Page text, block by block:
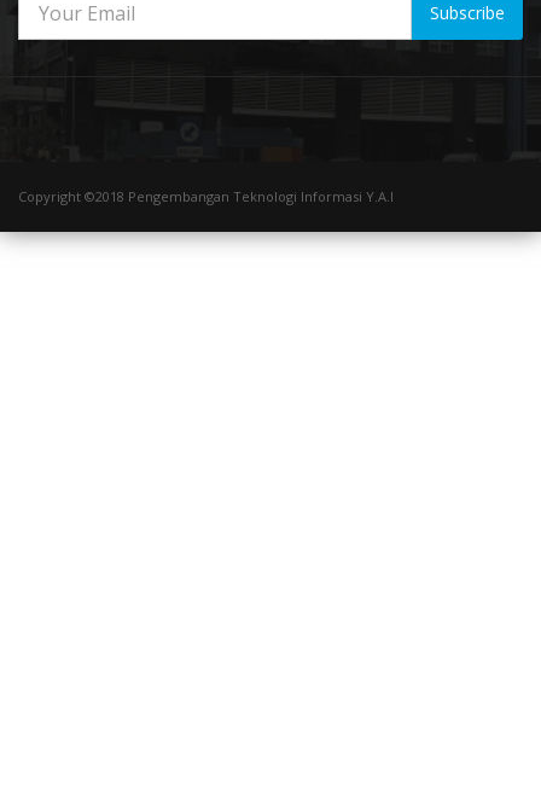
Subscribe
Copyright ©2018 Pengembangan Teknologi Informasi Y.A.I